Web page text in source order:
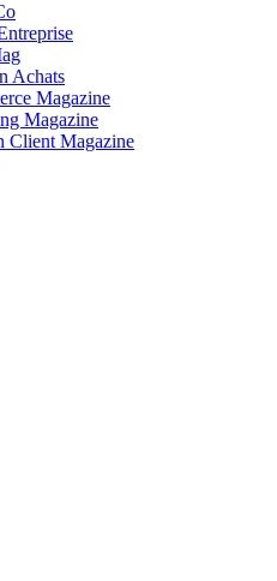
Achats
Magazine
Magazine
Client Magazine